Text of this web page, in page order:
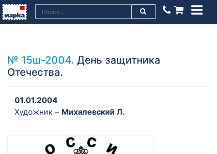
№ 15ш-2004. День защитника
Отечества.
01.01.2004
Художник – Михалевский Л.